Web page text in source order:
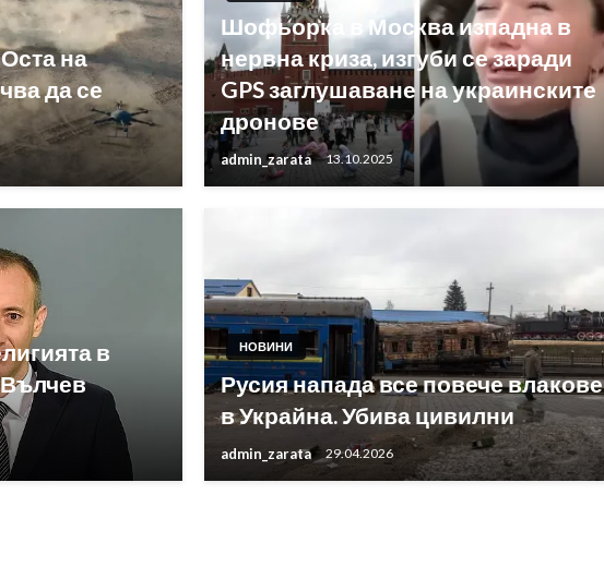
на
да се
Шофьорка в Москва изпадна в
нервна криза, изгуби се заради
GPS заглушаване на украинските
дронове
admin_zarata 13.10.2025
в
НОВИНИ
Русия напада все повече влакове
в Украйна. Убива цивилни
admin_zarata 29.04.2026